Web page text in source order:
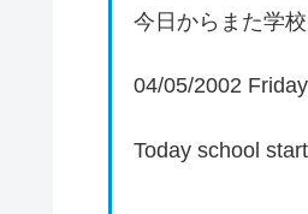
今日からまた学校
04/05/2002
Today school